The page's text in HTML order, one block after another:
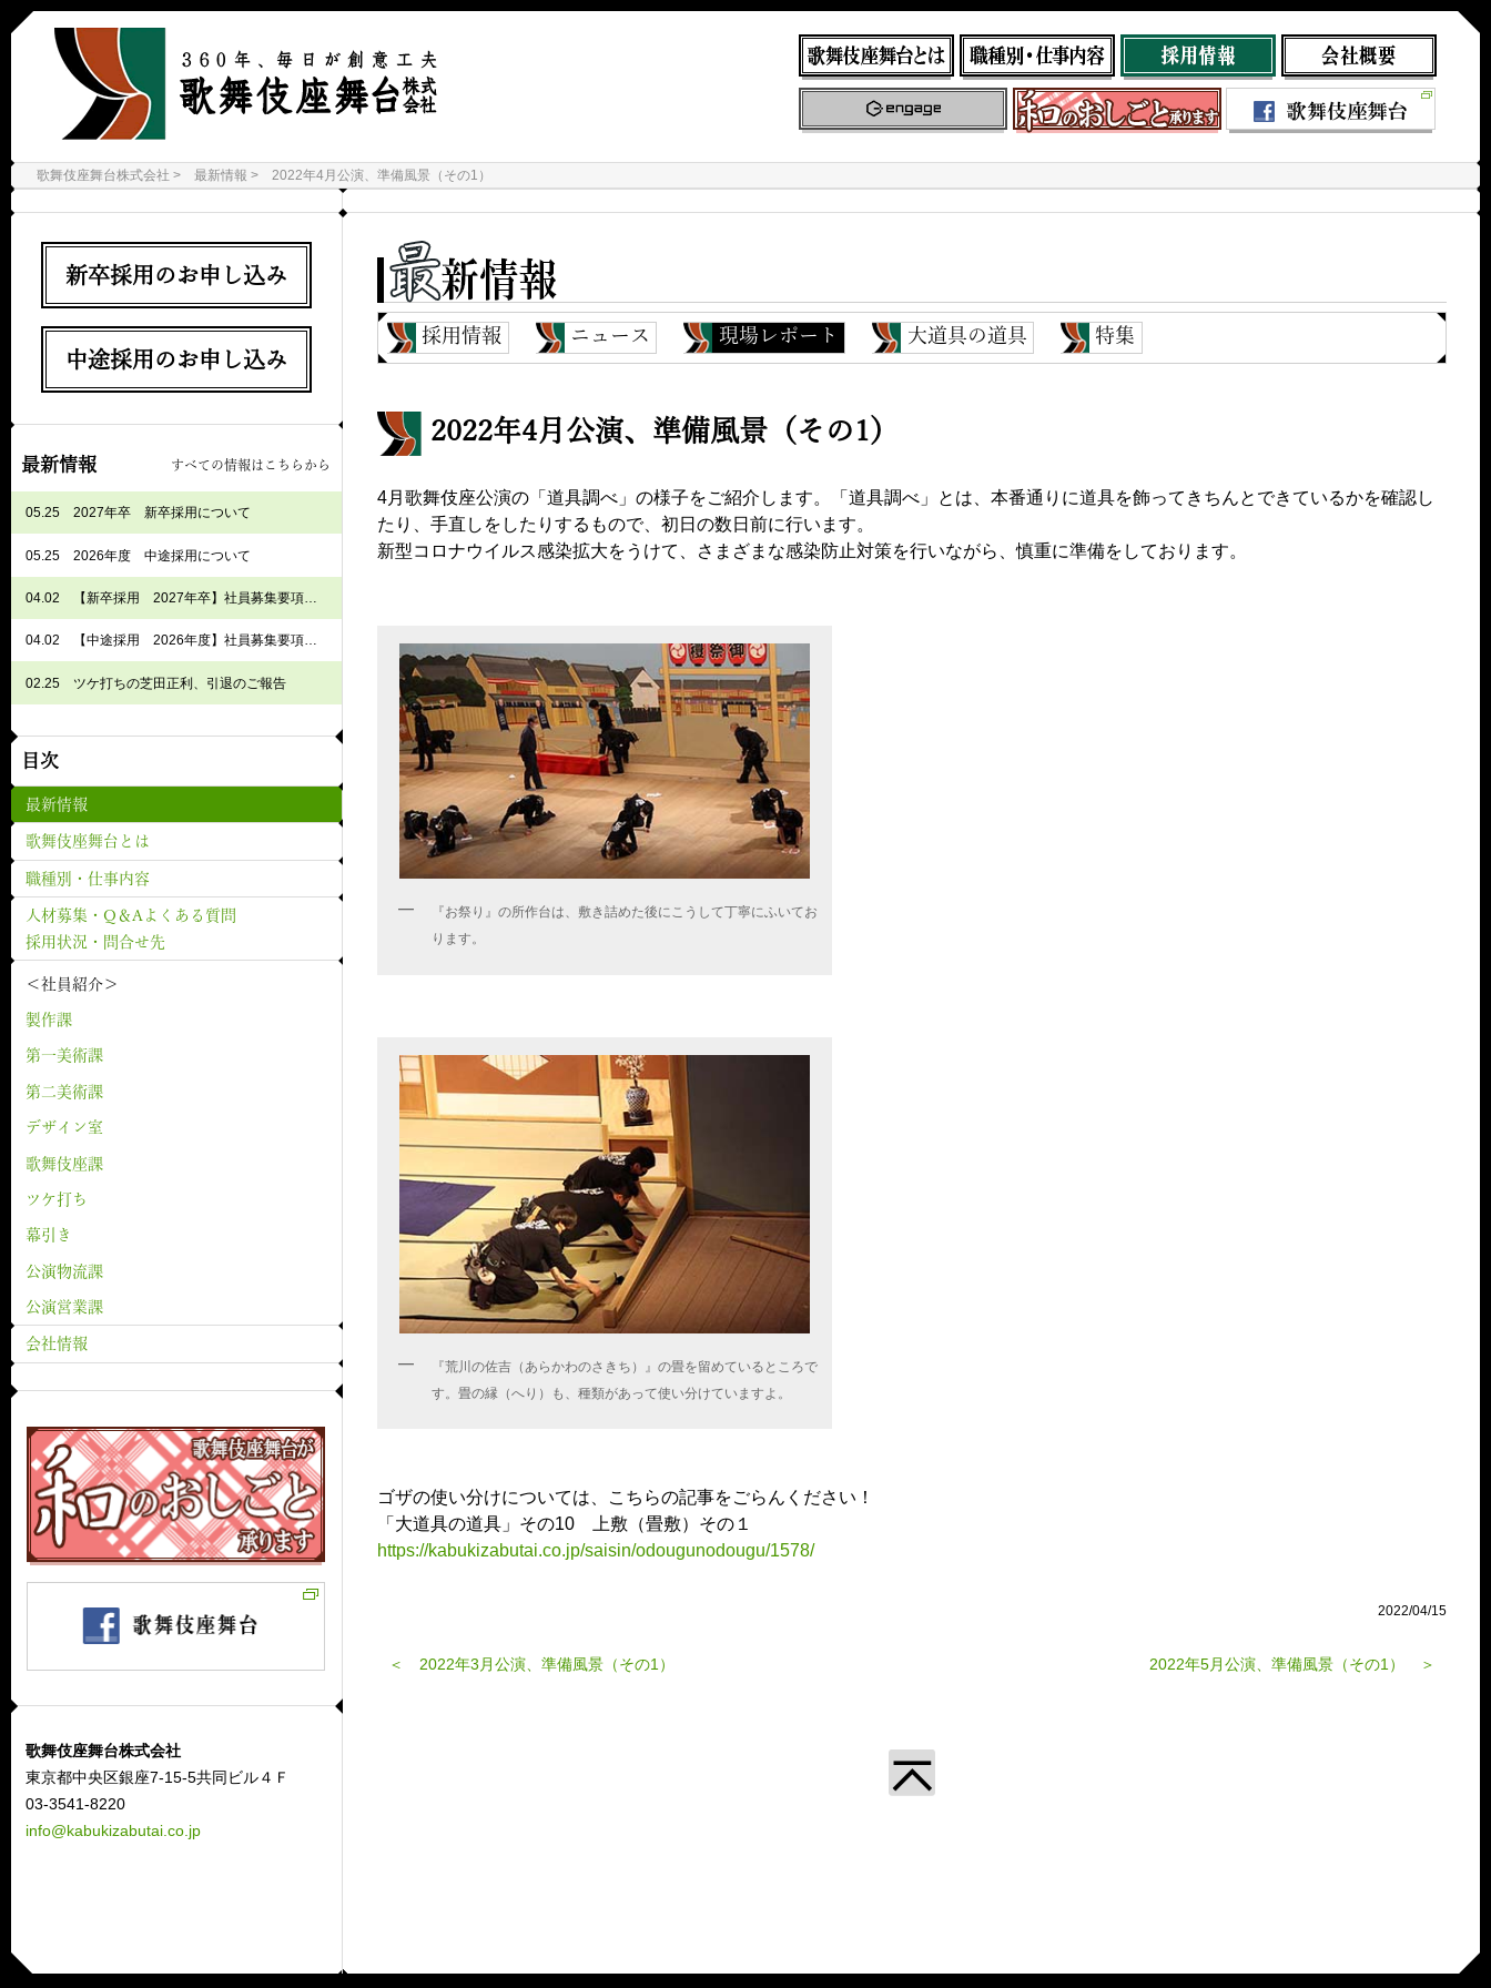
歌舞伎座舞台株式会社 最新情報 2022年4月公演、準備風景（その1）
採用情報 ニュース 現場レポート 大道具の道具 特集
2022年4月公演、準備風景（その1）
4月歌舞伎座公演の「道具調べ」の様子をご紹介します。「道具調べ」とは、本番通りに道具を飾ってきちんとできているかを確認し
たり、手直しをしたりするもので、初日の数日前に行います。
新型コロナウイルス感染拡大をうけて、さまざまな感染防止対策を行いながら、慎重に準備をしております。
『お祭り』の所作台は、敷き詰めた後にこうして丁寧にふいてお
ります。
『荒川の佐吉（あらかわのさきち）』の畳を留めているところで
す。畳の縁（へり）も、種類があって使い分けていますよ。
ゴザの使い分けについては、こちらの記事をごらんください！
「大道具の道具」その10 上敷（畳敷）その１
https://kabukizabutai.co.jp/saisin/odougunodougu/1578/
2022/04/15
＜ 2022年3月公演、準備風景（その1） 2022年5月公演、準備風景（その1） ＞
新卒採用のお申し込み
中途採用のお申し込み
最新情報 すべての情報はこちらから
05.252027年卒 新卒採用について
05.252026年度 中途採用について
04.02 【新卒採用 2027年卒】社員募集要項 歌舞伎座課
04.02 【中途採用 2026年度】社員募集要項 歌舞伎座課
02.25 ツケ打ちの芝田正利、引退のご報告
目次
最新情報
歌舞伎座舞台とは
職種別・仕事内容
人材募集・Q＆Aよくある質問
採用状況・問合せ先
＜社員紹介＞
製作課
第一美術課
第二美術課
デザイン室
歌舞伎座課
ツケ打ち
幕引き
公演物流課
公演営業課
会社情報
歌舞伎座舞台株式会社
東京都中央区銀座7-15-5共同ビル４Ｆ
03-3541-8220
info@kabukizabutai.co.jp